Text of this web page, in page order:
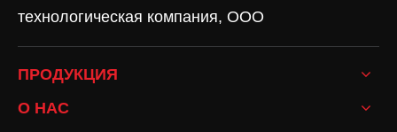
технологическая компания, ООО
ПРОДУКЦИЯ
О НАС